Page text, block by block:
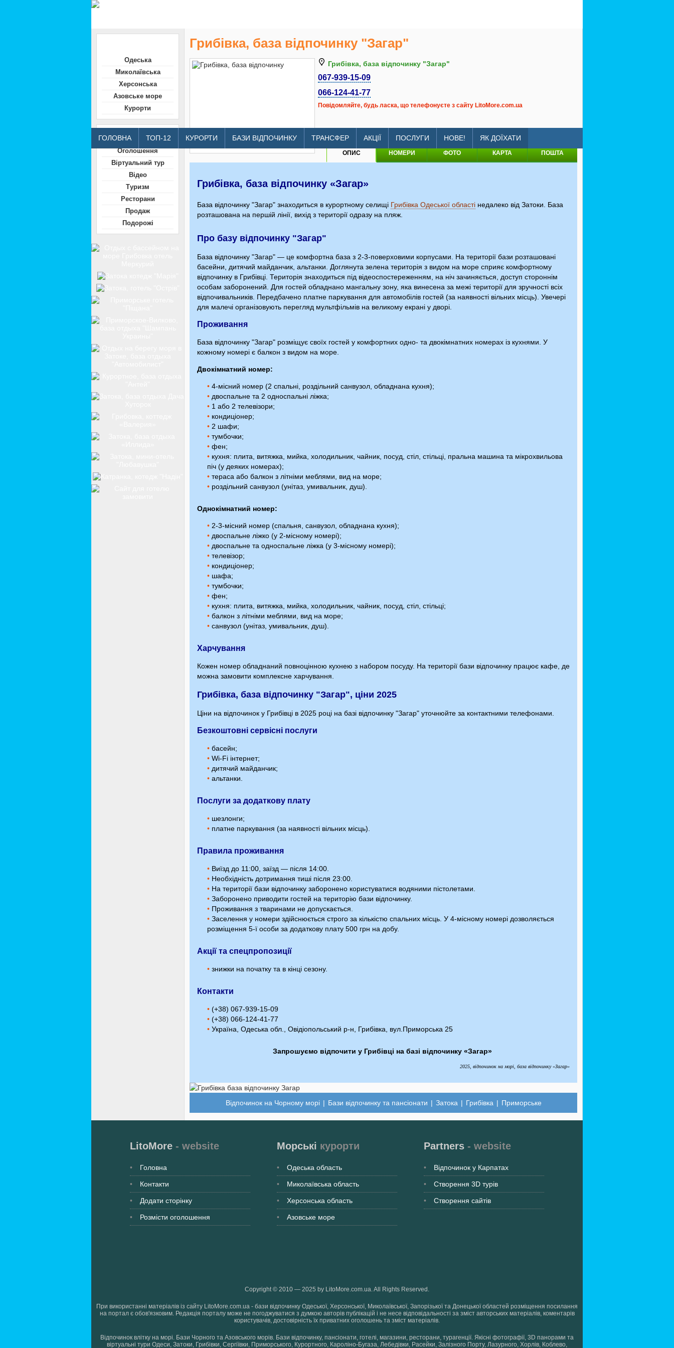
ГОЛОВНА ТОП-12 КУРОРТИ БАЗИ ВІДПОЧИНКУ ТРАНСФЕР АКЦІЇ ПОСЛУГИ НОВЕ! ЯК ДОЇХАТИ
Одеська
Миколаївська
Херсонська
Азовське море
Курорти
Оголошення
Віртуальний тур
Відео
Туризм
Ресторани
Продаж
Подорожі
Грибівка, база відпочинку "Загар"
Грибівка, база відпочинку "Загар"
067-939-15-09
066-124-41-77
Повідомляйте, будь ласка, що телефонуєте з сайту LitoMore.com.ua
litomore.com.ua/hotels/gribovka-zagar
ОПИС НОМЕРИ ФОТО КАРТА ПОШТА
Грибівка, база відпочинку «Загар»
База відпочинку "Загар" знаходиться в курортному селищі Грибівка Одеської області недалеко від Затоки. База
розташована на першій лінії, вихід з території одразу на пляж.
Про базу відпочинку "Загар"
База відпочинку "Загар" — це комфортна база з 2-3-поверховими корпусами. На території бази розташовані
басейни, дитячий майданчик, альтанки. Доглянута зелена територія з видом на море сприяє комфортному
відпочинку в Грибівці. Територія знаходиться під відеоспостереженням, на ніч зачиняється, доступ стороннім
особам заборонений. Для гостей обладнано мангальну зону, яка винесена за межі території для зручності всіх
відпочивальників. Передбачено платне паркування для автомобілів гостей (за наявності вільних місць). Увечері
для малечі організовують перегляд мультфільмів на великому екрані у дворі.
Проживання
База відпочинку "Загар" розміщує своїх гостей у комфортних одно- та двокімнатних номерах із кухнями. У
кожному номері є балкон з видом на море.
Двокімнатний номер:
• 4-місний номер (2 спальні, роздільний санвузол, обладнана кухня);
• двоспальне та 2 односпальні ліжка;
• 1 або 2 телевізори;
• кондиціонер;
• 2 шафи;
• тумбочки;
• фен;
• кухня: плита, витяжка, мийка, холодильник, чайник, посуд, стіл, стільці, пральна машина та мікрохвильова
піч (у деяких номерах);
• тераса або балкон з літніми меблями, вид на море;
• роздільний санвузол (унітаз, умивальник, душ).
Однокімнатний номер:
• 2-3-місний номер (спальня, санвузол, обладнана кухня);
• двоспальне ліжко (у 2-місному номері);
• двоспальне та односпальне ліжка (у 3-місному номері);
• телевізор;
• кондиціонер;
• шафа;
• тумбочки;
• фен;
• кухня: плита, витяжка, мийка, холодильник, чайник, посуд, стіл, стільці;
• балкон з літніми меблями, вид на море;
• санвузол (унітаз, умивальник, душ).
Харчування
Кожен номер обладнаний повноцінною кухнею з набором посуду. На території бази відпочинку працює кафе, де
можна замовити комплексне харчування.
Грибівка, база відпочинку "Загар", ціни 2025
Ціни на відпочинок у Грибівці в 2025 році на базі відпочинку "Загар" уточнюйте за контактними телефонами.
Безкоштовні сервісні послуги
• басейн;
• Wi-Fi інтернет;
• дитячий майданчик;
• альтанки.
Послуги за додаткову плату
• шезлонги;
• платне паркування (за наявності вільних місць).
Правила проживання
• Виїзд до 11:00, заїзд — після 14:00.
• Необхідність дотримання тиші після 23:00.
• На території бази відпочинку заборонено користуватися водяними пістолетами.
• Заборонено приводити гостей на територію бази відпочинку.
• Проживання з тваринами не допускається.
• Заселення у номери здійснюється строго за кількістю спальних місць. У 4-місному номері дозволяється
розміщення 5-ї особи за додаткову плату 500 грн на добу.
Акції та спецпропозиції
• знижки на початку та в кінці сезону.
Контакти
• (+38) 067-939-15-09
• (+38) 066-124-41-77
• Українa, Одеська обл., Овідіопольський р-н, Грибівка, вул.Приморська 25
Запрошуємо відпочити у Грибівці на базі відпочинку «Загар»
2025, відпочинок на морі, база відпочинку «Загар»
Відпочинок на Чорному морі | Бази відпочинку та пансіонати | Затока | Грибівка | Приморське
LitoMore - website
Головна
Контакти
Додати сторінку
Розмісти оголошення
Морські курорти
Одеська область
Миколаївська область
Херсонська область
Азовське море
Partners - website
Відпочинок у Карпатах
Створення 3D турів
Створення сайтів
Copyright © 2010 — 2025 by LitoMore.com.ua. All Rights Reserved.
При використанні матеріалів із сайту LitoMore.com.ua - бази відпочинку Одеської, Херсонської, Миколаївської, Запорізької та Донецької областей розміщення посилання
на портал є обов'язковим. Редакція порталу може не погоджуватися з думкою авторів публікацій і не несе відповідальності за зміст авторських матеріалів, коментарів
користувачів, достовірність їх приватних оголошень та зміст матеріалів.
Відпочинок влітку на морі. Бази Чорного та Азовського морів. Бази відпочинку, пансіонати, готелі, магазини, ресторани, турагенції. Якісні фотографії, 3D панорами та
віртуальні тури Одеси, Затоки, Грибівки, Сергіївки, Приморського, Курортного, Кароліно-Бугаза, Лебедівки, Расейки, Залізного Порту, Лазурного, Хорлів, Коблево,